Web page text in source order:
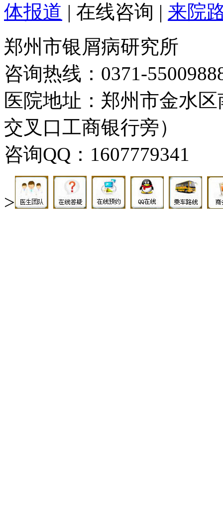
体报道 | 在线咨询 | 来院
郑州市银屑病研究所
咨询热线：0371-
医院地址：郑州市金水
交叉口工商银行旁）
咨询QQ：1607779341
>